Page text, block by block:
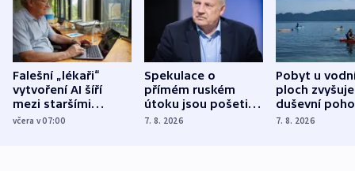
Falešní „lékaři“
vytvoření AI šíří
mezi staršími
Poláky nebezpečné
včera v 07:00
Spekulace o
přímém ruském
útoku jsou pošetilé,
míní estonský
7. 8. 2026
Pobyt u
ploch zvyšuje
duševní
ukázala
7. 8. 2026